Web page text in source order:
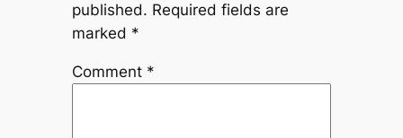
published. Required fields are
marked *
Comment *